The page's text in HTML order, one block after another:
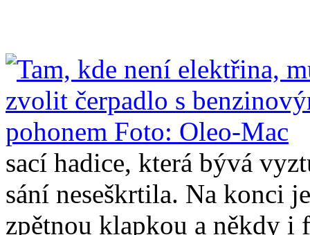
sací hadice, která bývá
sání neseškrtila. Na konci
zpětnou klapkou a někdy i